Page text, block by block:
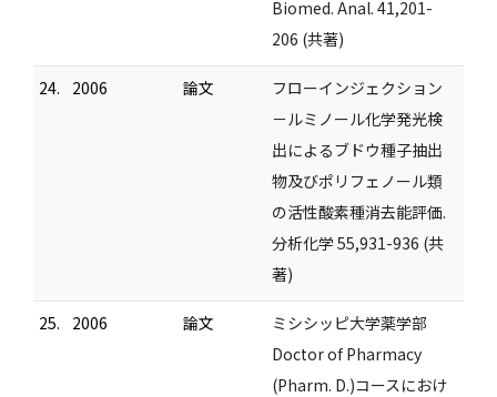
Biomed. Anal. 41,201-
206 (共著)
24. 2006 論文
フローインジェクション
－ルミノール化学発光検
出によるブドウ種子抽出
物及びポリフェノール類
の活性酸素種消去能評価.
分析化学 55,931-936 (共
著)
25. 2006 論文
ミシシッピ大学薬学部
Doctor of Pharmacy
(Pharm. D.)コースにおけ